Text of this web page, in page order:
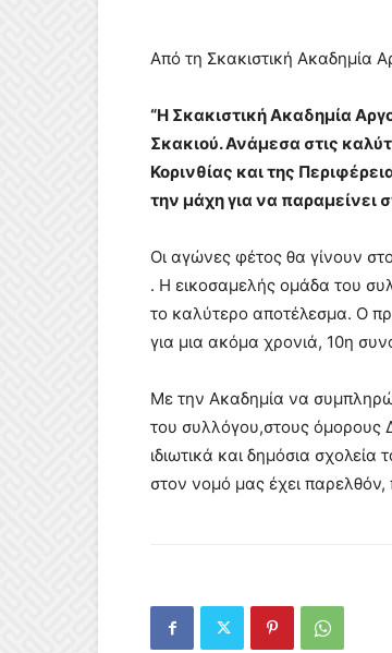
Από τη Σκακιστική Ακαδημία
“Η Σκακιστική Ακαδημία
Σκακιού. Ανάμεσα στις
Κορινθίας και της
την μάχη για να παραμείνει
Οι αγώνες φέτος θα γίνουν
. Η εικοσαμελής ομάδα του
το καλύτερο αποτέλεσμα. Ο
για μια ακόμα χρονιά, 10η
Με την Ακαδημία να
του συλλόγου,στους όμορους
ιδιωτικά και δημόσια
στον νομό μας έχει